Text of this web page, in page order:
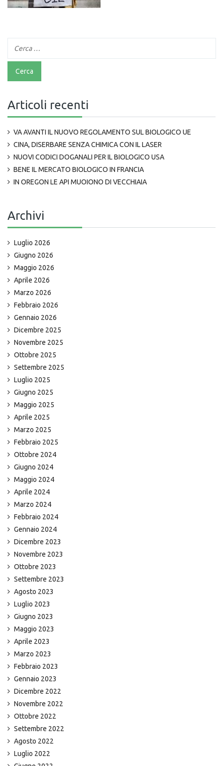
Articoli recenti
VA AVANTI IL NUOVO REGOLAMENTO SUL BIOLOGICO UE
CINA, DISERBARE SENZA CHIMICA CON IL LASER
NUOVI CODICI DOGANALI PER IL BIOLOGICO USA
BENE IL MERCATO BIOLOGICO IN FRANCIA
IN OREGON LE API MUOIONO DI VECCHIAIA
Archivi
Luglio 2026
Giugno 2026
Maggio 2026
Aprile 2026
Marzo 2026
Febbraio 2026
Gennaio 2026
Dicembre 2025
Novembre 2025
Ottobre 2025
Settembre 2025
Luglio 2025
Giugno 2025
Maggio 2025
Aprile 2025
Marzo 2025
Febbraio 2025
Ottobre 2024
Giugno 2024
Maggio 2024
Aprile 2024
Marzo 2024
Febbraio 2024
Gennaio 2024
Dicembre 2023
Novembre 2023
Ottobre 2023
Settembre 2023
Agosto 2023
Luglio 2023
Giugno 2023
Maggio 2023
Aprile 2023
Marzo 2023
Febbraio 2023
Gennaio 2023
Dicembre 2022
Novembre 2022
Ottobre 2022
Settembre 2022
Agosto 2022
Luglio 2022